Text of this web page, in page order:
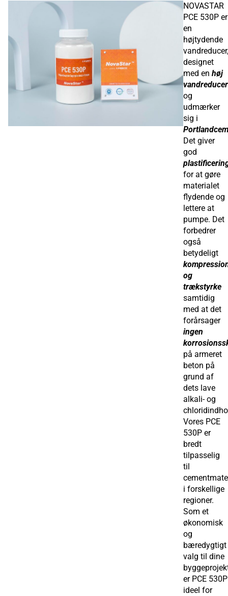
NOVASTAR
PCE 530P er
en
højtydende
vandreducer,
designet
med en høj
og
udmærker
sig i
Det giver
god
for at gøre
materialet
flydende og
lettere at
pumpe. Det
forbedrer
også
betydeligt
og
trækstyrke
samtidig
med at det
forårsager
ingen
på armeret
beton på
grund af
dets lave
alkali- og
Vores PCE
530P er
bredt
tilpasselig
til
i forskellige
regioner.
Som et
økonomisk
og
bæredygtigt
valg til dine
er PCE 530P
ideel for